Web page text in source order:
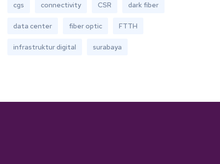
cgs connectivity CSR dark fiber
data center fiber optic FTTH
infrastruktur digital surabaya